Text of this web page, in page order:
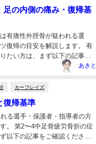
足の内側の痛み・復帰基
有痛性外脛骨が疑われる選
復帰の目安を解説します。 有
たい方は、まず以下の記事を
...
あきと
カーフレイズ
復帰基準
る選手・保護者・指導者の方
。 第2〜4中足骨疲労骨折の症
以下の記事をご確認くださ